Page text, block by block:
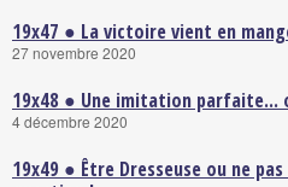
19x47 ● La victoire vient en
27 novembre 2020
19x48 ● Une imitation parfaite...
4 décembre 2020
19x49 ● Être Dresseuse ou ne